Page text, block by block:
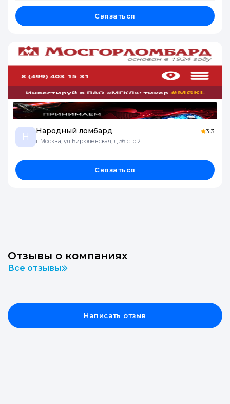
Связаться
Н
Народный ломбард
г Москва, ул Бирюлёвская, д 56 стр 2
3.3
Связаться
Отзывы о компаниях
Все отзывы
Написать отзыв